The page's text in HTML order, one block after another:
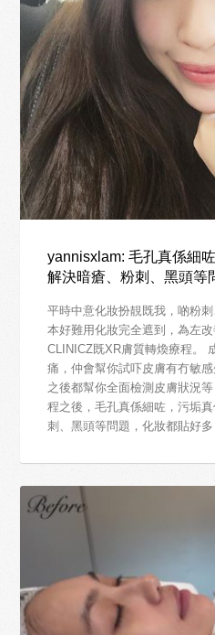
yannisxlam: 毛孔真係細
解決暗瘡、粉刺、黑頭等
平時中意化妝扮靚既我，啲粉
本好難用化妝完全遮到，為左
CLINICZ既XR膚質轉煥療程。
痛，仲會幫你試吓皮膚有冇敏
之後都幫你全面檢測皮膚狀況
程之後，毛孔真係細咗，污垢
刺、黑頭等問題，化妝都貼好